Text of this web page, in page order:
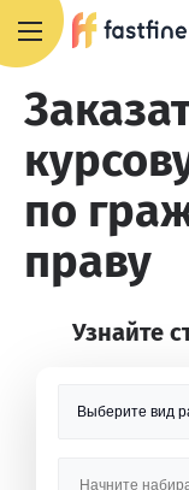
по
праву
Узнайте